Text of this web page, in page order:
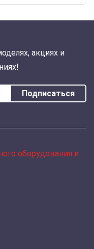
акциях и
Подписаться